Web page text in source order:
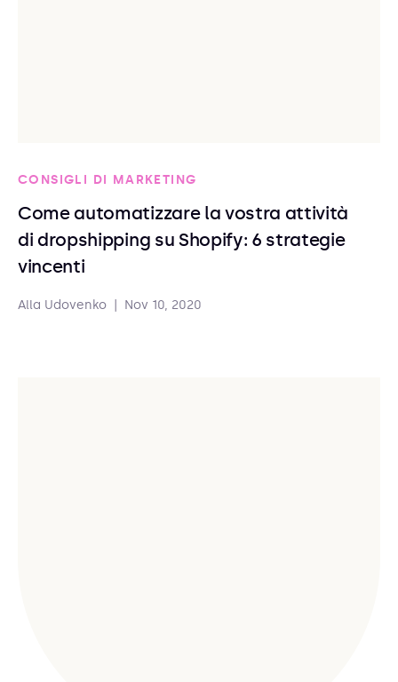
CONSIGLI DI MARKETING
Come automatizzare la vostra attività
di dropshipping su Shopify: 6 strategie
vincenti
Alla Udovenko Nov 10, 2020